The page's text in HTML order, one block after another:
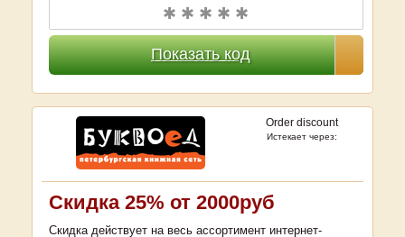
Показать код
✱ ✱ ✱ ✱ ✱
Order discount
Истекает через:
Скидка 25% от 2000руб
Скидка действует на весь ассортимент интернет-